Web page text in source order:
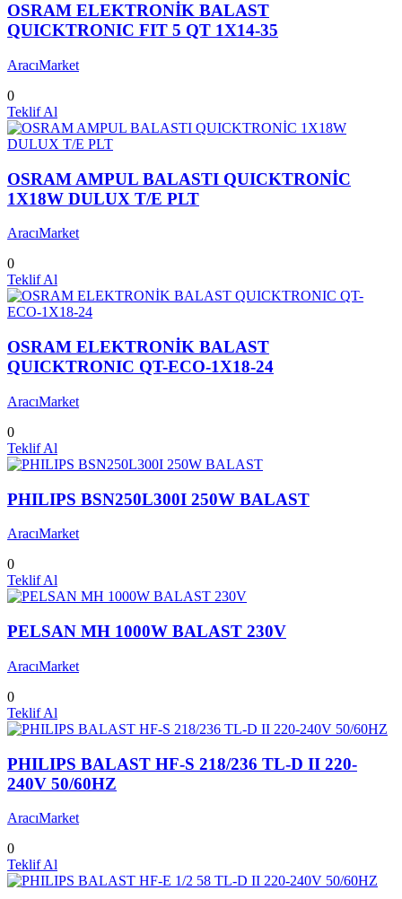
OSRAM ELEKTRONİK BALAST
QUICKTRONIC FIT 5 QT 1X14-35
AracıMarket
0
Teklif Al
OSRAM AMPUL BALASTI QUICKTRONİC
1X18W DULUX T/E PLT
AracıMarket
0
Teklif Al
OSRAM ELEKTRONİK BALAST
QUICKTRONIC QT-ECO-1X18-24
AracıMarket
0
Teklif Al
PHILIPS BSN250L300I 250W BALAST
AracıMarket
0
Teklif Al
PELSAN MH 1000W BALAST 230V
AracıMarket
0
Teklif Al
PHILIPS BALAST HF-S 218/236 TL-D II 220-
240V 50/60HZ
AracıMarket
0
Teklif Al